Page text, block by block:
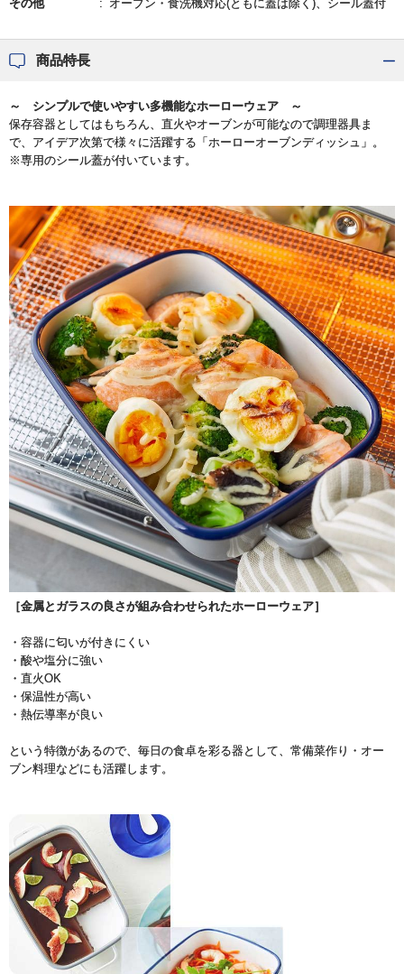
その他
オーブン・食洗機対応(ともに蓋は除く)、シール蓋付
商品特長
～ シンプルで使いやすい多機能なホーローウェア ～
保存容器としてはもちろん、直火やオーブンが可能なので調理器具ま
で、アイデア次第で様々に活躍する「ホーローオーブンディッシュ」。
※専用のシール蓋が付いています。
［金属とガラスの良さが組み合わせられたホーローウェア］
・容器に匂いが付きにくい
・酸や塩分に強い
・直火OK
・保温性が高い
・熱伝導率が良い
という特徴があるので、毎日の食卓を彩る器として、常備菜作り・オー
ブン料理などにも活躍します。